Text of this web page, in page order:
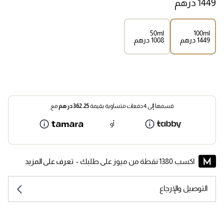
100ml
⁦1449⁩ درهم
50ml
⁦1008⁩ درهم
قسمها إلى 4 دفعات متساوية بقيمة 362.25درهممع
أو
اكسب 1380 نقطة من ميوز على طلبك - تعرف على المزيد
التوصيل والإرجاع